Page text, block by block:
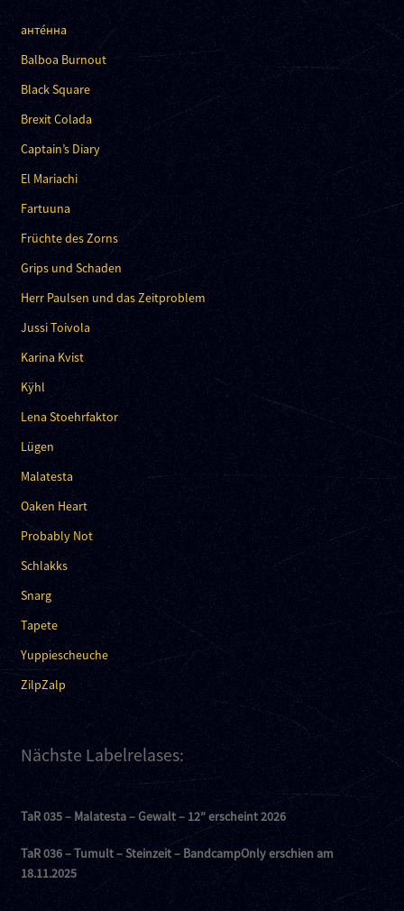
анте́нна
Balboa Burnout
Black Square
Brexit Colada
Captain’s Diary
El Mariachi
Fartuuna
Früchte des Zorns
Grips und Schaden
Herr Paulsen und das Zeitproblem
Jussi Toivola
Karina Kvist
Kÿhl
Lena Stoehrfaktor
Lügen
Malatesta
Oaken Heart
Probably Not
Schlakks
Snarg
Tapete
Yuppiescheuche
ZilpZalp
Nächste Labelrelases:
TaR 035 – Malatesta – Gewalt – 12″ erscheint 2026
TaR 036 – Tumult – Steinzeit – BandcampOnly erschien am
18.11.2025